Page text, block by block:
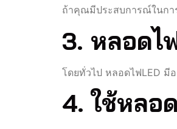
ถ้าคุณมีประสบการณ์ในกา
3. หลอดไ
โดยทั่วไป หลอดไฟLED
4. ใช้หลอ